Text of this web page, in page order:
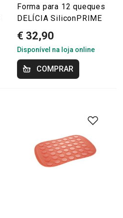
Forma para 12 queques
DELÍCIA SiliconPRIME
€ 32,90
Disponível na loja online
COMPRAR